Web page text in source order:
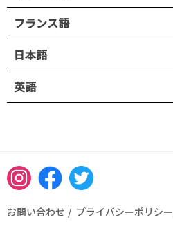
フランス語
日本語
英語
InstagramFacebookTwitter
お問い合わせ プライバシーポリシー